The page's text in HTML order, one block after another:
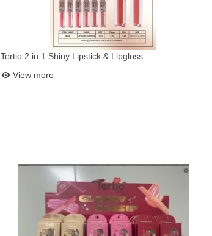
Add to basket
Tertio 2 in 1 Shiny Lipstick & Lipgloss
View more